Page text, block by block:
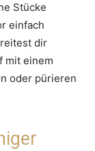
Stücke
einfach
dir
mit einem
oder pürieren